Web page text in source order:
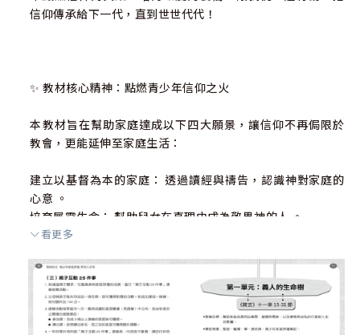
信仰傳承給下一代，直到世世代代！
✨ 教材核心精神：點燃青少年信仰之火
本教材旨在幫助家庭達成以下四大願景，讓信仰不再侷限於
教會，更能延伸至家庭生活：
建立以基督為本的家庭： 透過讀經與禱告，認識神對家庭的
心意 。
培育屬靈生命： 幫助兒女在真理中成為敬畏神的人 。
增進親子連結： 透過「精心時刻」與「坦誠對話」，深化親
造就孩子成為主的門徒： 提升孩子帶領聚會的信心與能力 。
【教材特色】
看更多